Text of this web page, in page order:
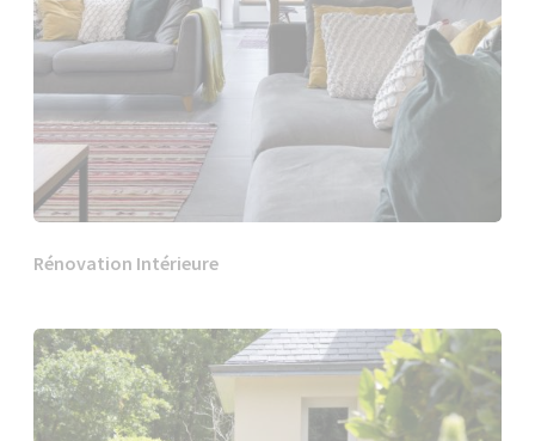
Rénovation Intérieure